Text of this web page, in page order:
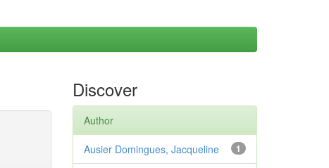
Discover
Author
1
Ausier Domingues, Jacqueline